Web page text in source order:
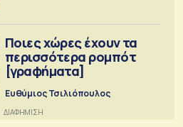
Ποιες χώρες έχουν τα
περισσότερα ρομπότ
[γραφήματα]
Ευθύμιος Τσιλιόπουλος